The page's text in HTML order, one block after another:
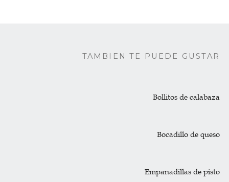
TAMBIEN TE PUEDE GUSTAR
Bollitos de calabaza
Bocadillo de queso
Empanadillas de pisto